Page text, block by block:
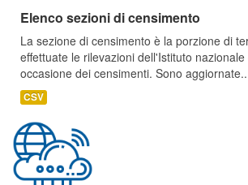
Elenco sezioni di censimento
La sezione di censimento è la porzione di
effettuate le rilevazioni dell'Istituto
occasione dei censimenti. Sono
CSV